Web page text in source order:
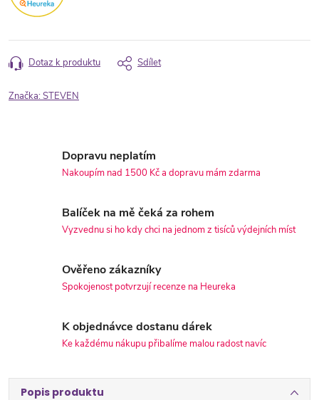
Dotaz k produktu Sdílet
Značka:STEVEN
Dopravu neplatím
Nakoupím nad 1500 Kč a dopravu mám zdarma
Balíček na mě čeká za rohem
Vyzvednu si ho kdy chci na jednom z tisíců výdejních míst
Ověřeno zákazníky
Spokojenost potvrzují recenze na Heureka
K objednávce dostanu dárek
Ke každému nákupu přibalíme malou radost navíc
Popis produktu